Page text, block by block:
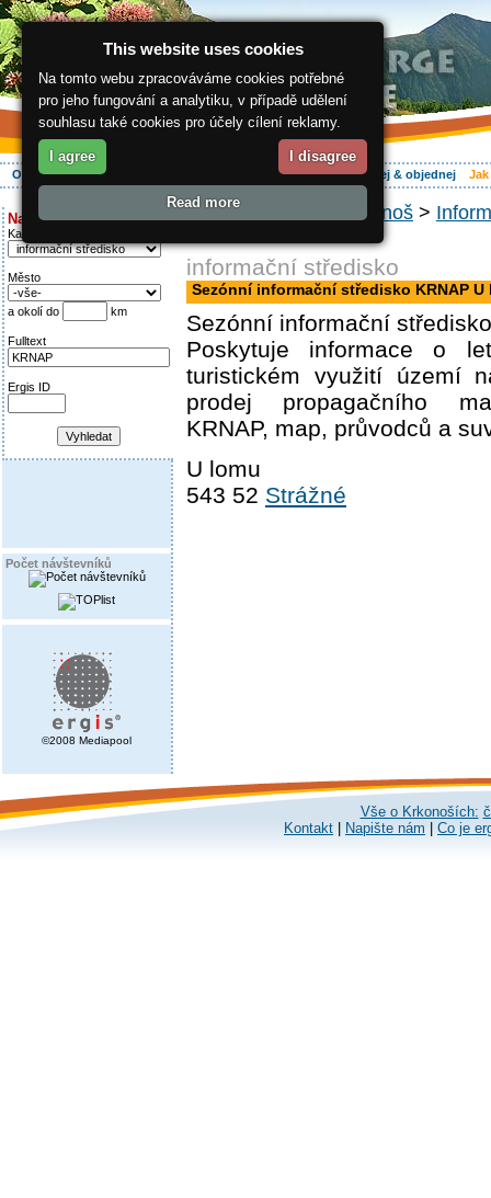
O regionu Aktivně Ubytování Hledej & objednej
Najděte si:
Kategorie
Město
a okolí do km
Fulltext
Ergis ID
Počet návštevníků
©2008 Mediapool
ergis.cz Jak do Krkonoš >
informační středisko
Sezónní informační středisko KRNAP U
Sezónní informační středisko
Poskytuje informace o
turistickém využití území
prodej propagačního
KRNAP, map, průvodců a
U lomu
543 52 Strážné
Vše o Krkonoších:
Kontakt
Napište nám Co je
This website uses cookies
Na tomto webu zpracováváme cookies potřebné
pro jeho fungování a analytiku, v případě udělení
souhlasu také cookies pro účely cílení reklamy.
I agree I disagree
Read more